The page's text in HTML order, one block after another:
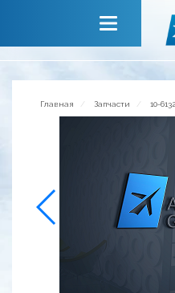
Сервисы
Обратная связь
Главная Запчасти 10-